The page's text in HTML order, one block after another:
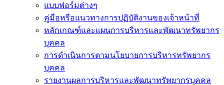
แบบฟอร์มต่างๆ
คู่มือหรือแนวทางการปฏิบัติงานของเจ้าหน้าที่
หลักเกณฑ์และแผนการบริหารและพัฒนาทรัพยากร
บุคคล
การดำเนินการตามนโยบายการบริหารทรัพยากร
บุคคล
รายงานผลการบริหารและพัฒนาทรัพยากรบุคคล